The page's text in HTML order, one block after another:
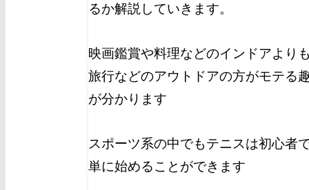
るか解説していきます。
映画鑑賞や料理などのインドアより
旅行などのアウトドアの方がモテる
が分かります
スポーツ系の中でもテニスは初心者
単に始めることができます